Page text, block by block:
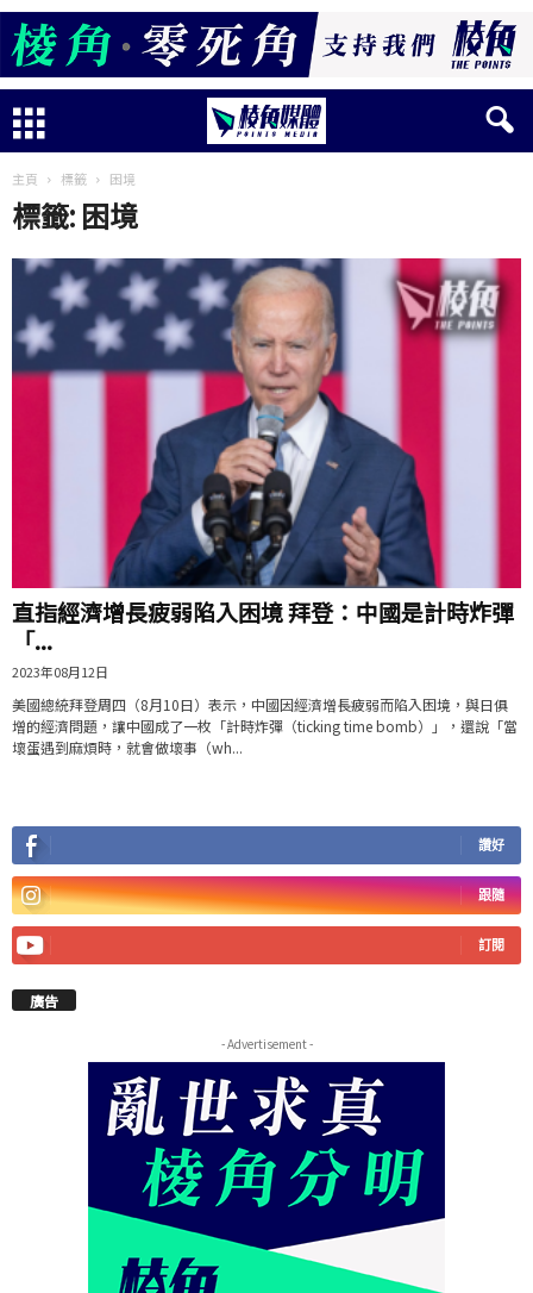
主頁 標籤 困境
標籤: 困境
直指經濟增長疲弱陷入困境 拜登：中國是計時炸彈
「...
2023年08月12日
美國總統拜登周四（8月10日）表示，中國因經濟增長疲弱而陷入困境，與日俱
增的經濟問題，讓中國成了一枚「計時炸彈（ticking time bomb）」，還說「當
壞蛋遇到麻煩時，就會做壞事（wh...
讚好
跟隨
訂閱
廣告
- Advertisement -